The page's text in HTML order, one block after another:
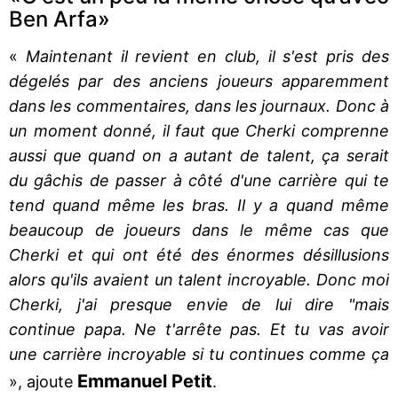
Ben Arfa»
« Maintenant il revient en club, il s'est pris des
dégelés par des anciens joueurs apparemment
dans les commentaires, dans les journaux. Donc à
un moment donné, il faut que Cherki comprenne
aussi que quand on a autant de talent, ça serait
du gâchis de passer à côté d'une carrière qui te
tend quand même les bras. Il y a quand même
beaucoup de joueurs dans le même cas que
Cherki et qui ont été des énormes désillusions
alors qu'ils avaient un talent incroyable. Donc moi
Cherki, j'ai presque envie de lui dire "mais
continue papa. Ne t'arrête pas. Et tu vas avoir
une carrière incroyable si tu continues comme ça
», ajoute Emmanuel Petit.